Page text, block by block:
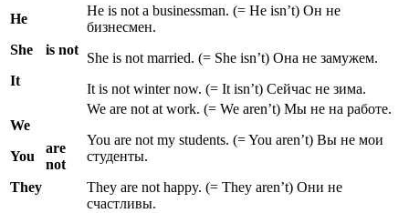
He
She
It
is not
He is not a businessman. (= He isn’t) Он не
бизнесмен.
She is not married. (= She isn’t) Она не замужем.
It is not winter now. (= It isn’t) Сейчас не зима.
We
You
They
are
not
We are not at work. (= We aren’t) Мы не на работе.
You are not my students. (= You aren’t) Вы не мои
студенты.
They are not happy. (= They aren’t) Они не
счастливы.